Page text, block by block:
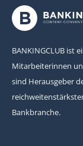
BANKINGCLUB ist
Mitarbeiterinnen
sind Herausgeber
Bankbranche.